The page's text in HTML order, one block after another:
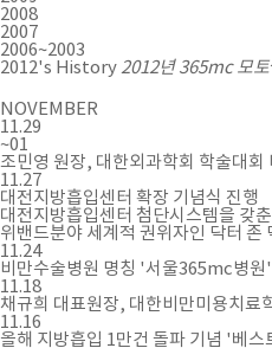
2008
2007
2006~2003
2012's History2012년 365mc 모토
NOVEMBER
11.29
~01
조민영 원장, 대한외과학회 학술대회
11.27
대전지방흡입센터 확장 기념식 진행
대전지방흡입센터 첨단시스템을 갖
위밴드분야 세계적 권위자인 닥터
11.24
비만수술병원 명칭 '서울365mc병원
11.18
채규희 대표원장, 대한비만미용치료
11.16
올해 지방흡입 1만건 돌파 기념 '베스